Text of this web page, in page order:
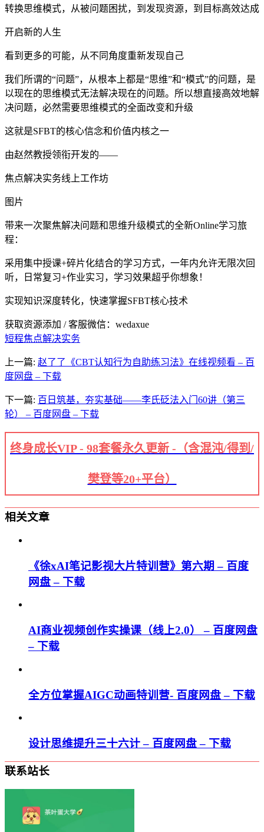
转换思维模式，从被问题困扰，到发现资源，到目标高效达成
开启新的人生
看到更多的可能，从不同角度重新发现自己
我们所谓的“问题”，从根本上都是“思维”和“模式”的问题，是
以现在的思维模式无法解决现在的问题。所以想直接高效地解
决问题，必然需要思维模式的全面改变和升级
这就是SFBT的核心信念和价值内核之一
由赵然教授领衔开发的——
焦点解决实务线上工作坊
图片
带来一次聚焦解决问题和思维升级模式的全新Online学习旅
程：
采用集中授课+碎片化结合的学习方式，一年内允许无限次回
听，日常复习+作业实习，学习效果超乎你想象！
实现知识深度转化，快速掌握SFBT核心技术
获取资源添加 / 客服微信：wedaxue
短程焦点解决实务
上一篇: 赵了了《CBT认知行为自助练习法》在线视频看 – 百
度网盘 – 下载
下一篇: 百日筑基，夯实基础——李氏砭法入门60讲（第三
轮） – 百度网盘 – 下载
终身成长VIP - 98套餐永久更新 -（含混沌/得到/
樊登等20+平台）
相关文章
《徐xAI笔记影视大片特训营》第六期 – 百度
网盘 – 下载
AI商业视频创作实操课（线上2.0） – 百度网盘
– 下载
全方位掌握AIGC动画特训营- 百度网盘 – 下载
设计思维提升三十六计 – 百度网盘 – 下载
联系站长